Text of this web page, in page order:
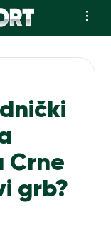
Crne
grb?